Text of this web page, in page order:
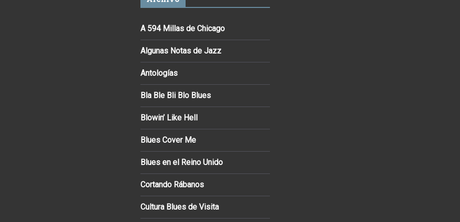
A 594 Millas de Chicago
Algunas Notas de Jazz
Antologías
Bla Ble Bli Blo Blues
Blowin’ Like Hell
Blues Cover Me
Blues en el Reino Unido
Cortando Rábanos
Cultura Blues de Visita